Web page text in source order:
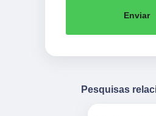
Enviar
Pesquisas